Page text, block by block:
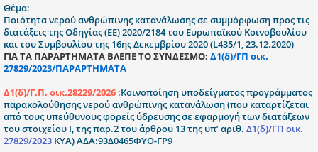
Θέμα:
Ποιότητα νερού ανθρώπινης κατανάλωσης σε συμμόρφωση προς τις
διατάξεις της Οδηγίας (ΕΕ) 2020/2184 του Ευρωπαϊκού Κοινοβουλίου
και του Συμβουλίου της 16ης Δεκεμβρίου 2020 (L435/1, 23.12.2020)
ΓΙΑ ΤΑ ΠΑΡΑΡΤΗΜΑΤΑ ΒΛΕΠΕ ΤΟ ΣΥΝΔΕΣΜΟ: Δ1(δ)/ΓΠ οικ.
27829/2023/ΠΑΡΑΡΤΗΜΑΤΑ
Δ1(δ)/Γ.Π. οικ.28229/2026 :Κοινοποίηση υποδείγματος προγράμματος
παρακολούθησης νερού ανθρώπινης κατανάλωση (που καταρτίζεται
από τους υπεύθυνους φορείς ύδρευσης σε εφαρμογή των διατάξεων
του στοιχείου I, της παρ.2 του άρθρου 13 της υπ’ αριθ. Δ1(δ)/ΓΠ οικ.
27829/2023 ΚΥΑ) ΑΔΑ:93Δ0465ΦΥΟ-ΓΡ9